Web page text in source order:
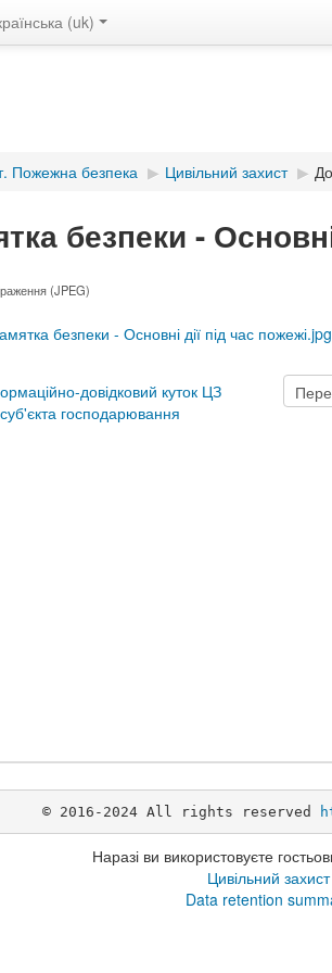
‎(uk)‎
Пожежна безпека ▶︎ Цивільний захист ▶︎
безпеки -
(JPEG)
безпеки - Основні дії під час пожежі.jpg
довідковий куток ЦЗ
суб'єкта господарювання
до...
© 2016-2024 All rights reserved
Наразі ви використовуєте
Цивільний захист
Data retention